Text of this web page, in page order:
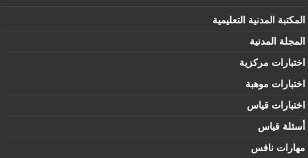
المكتبة المدنية التعليمية
المجلة المدنية
اختبارات مركزية
اختبارات موهبة
اختبارات قياس
أسئلة قياس
مهارات نافس